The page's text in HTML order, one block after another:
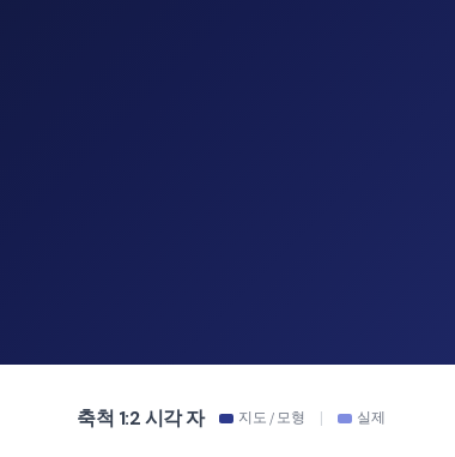
축척 1:2 시각 자 지도 / 모형 | 실제